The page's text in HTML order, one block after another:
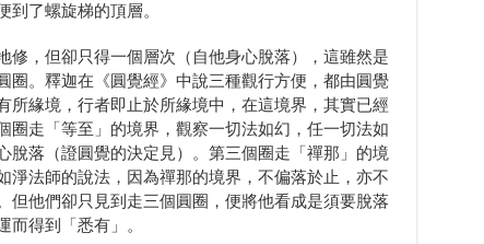
了螺旋梯的頂層。
修，但卻只得一個層次（自他身心脫落），這雖然是
圈。釋迦在《圓覺經》中說三種觀行方便，都由圓覺
所緣境，行者即止於所緣境中，在這境界，其實已經
圈走「等至」的境界，觀察一切法如幻，任一切法如
脫落（證圓覺的決定見）。第三個圈走「禪那」的境
淨法師的說法，因為禪那的境界，不偏落於止，亦不
但他們卻只見到走三個圓圈，便將他看成是須要脫落
得到「悉有」。